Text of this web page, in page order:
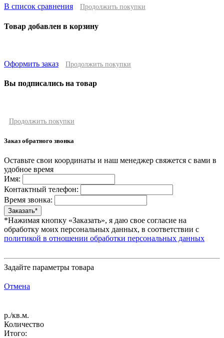
В список сравнения Продолжить покупки
Товар добавлен в корзину
Оформить заказ Продолжить покупки
Вы подписались на товар
Продолжить покупки
Заказ обратного звонка
Оставьте свои координаты и наш менеджер свяжется с вами в
удобное время
Имя:
Контактный телефон:
Время звонка:
*Нажимая кнопку «Заказать», я даю свое согласие на
обработку моих персональных данных, в соответствии с
политикой в отношении обработки персональных данных
Задайте параметры товара
Отмена
р./кв.м.
Количество
Итого: